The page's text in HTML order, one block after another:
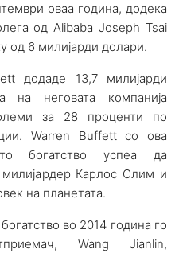
оваа година, додека
од Alibaba Joseph Tsai
од 6 милијарди долари.
додаде 13,7 милијарди
на неговата компанија
за 28 проценти по
Warren Buffett со ова
богатство успеа да
Карлос Слим и
на планетата.
во 2014 година го
Wang Jianlin,